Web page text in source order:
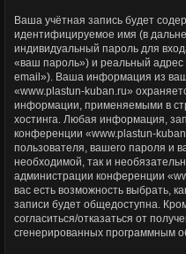
Ваша учётная запись будет
идентифицируемое имя (в
индивидуальный пароль для
«ваш пароль») и реальный
email»). Ваша информация из
«www.plastun-kuban.ru»
информации, применяемыми в
хостинга. Любая информация,
конференции «www.plastun-
пользователя, вашего пароля и
необходимой, так и
администрации конференции
вас есть возможность выбрать,
записи будет общедоступна.
согласиться/отказаться от
сгенерированных программным